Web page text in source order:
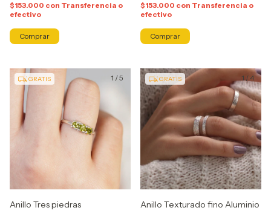
$153.000 con Transferencia o
efectivo
Comprar
$153.000 con Transferencia o
efectivo
Comprar
1 /5
GRATIS
Anillo Tres piedras
1 / 4
GRATIS
Anillo Texturado fino Aluminio